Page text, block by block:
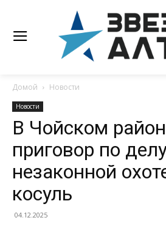
Домой Новости
Новости
В Чойском
приговор по
незаконной
косуль
04.12.2025